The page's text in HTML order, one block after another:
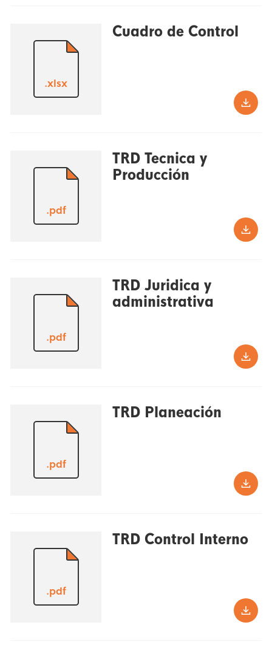
.xlsx
Cuadro de Control
.pdf
TRD Tecnica y
Producción
.pdf
TRD Juridica y
administrativa
.pdf
TRD Planeación
.pdf
TRD Control Interno